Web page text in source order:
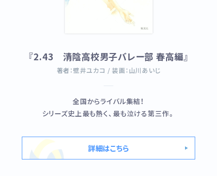
『2.43 清陰高校男子バレー部 春高編』
著者：壁井ユカコ / 装画：山川あいじ
全国からライバル集結！
シリーズ史上最も熱く、最も泣ける第三作。
詳細はこちら